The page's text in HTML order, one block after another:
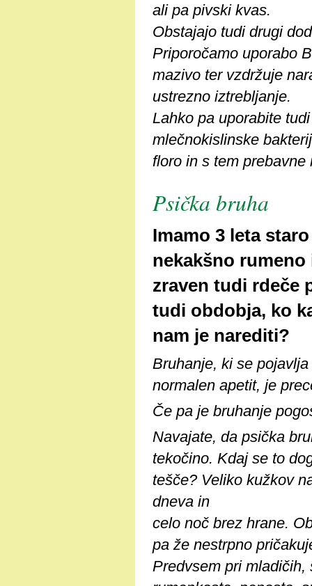
ali pa pivski kvas.
Obstajajo tudi drugi
Priporočamo uporabo
mazivo ter vzdržuje
ustrezno iztrebljanje.
Lahko pa uporabite
mlečnokislinske
floro in s tem prebavne
Psička bruha
Imamo 3 leta
nekakšno
zraven tudi rdeče
tudi obdobja, ko
nam je narediti?
Bruhanje, ki se
normalen apetit, je
Če pa je bruhanje
Navajate, da psička
tekočino. Kdaj se to
tešče? Veliko kužkov
dneva in
celo noč brez hrane.
pa že nestrpno
Predvsem pri